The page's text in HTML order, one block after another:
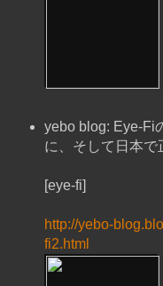
yebo blog: Eye-Fi
に、そして日本で
[eye-fi]
http://yebo-
fi2.html